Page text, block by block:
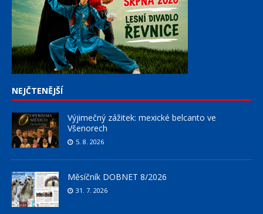
NEJČTENĚJŠÍ
Výjimečný zážitek: mexické belcanto ve
Všenorech
5. 8. 2026
Měsíčník DOBNET 8/2026
31. 7. 2026